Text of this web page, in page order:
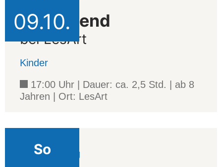
09.10.
Leseabend
bei LesArt
Kinder
17:00 Uhr | Dauer: ca. 2,5 Std. | ab 8
Jahren | Ort: LesArt
So
Veranstaltung